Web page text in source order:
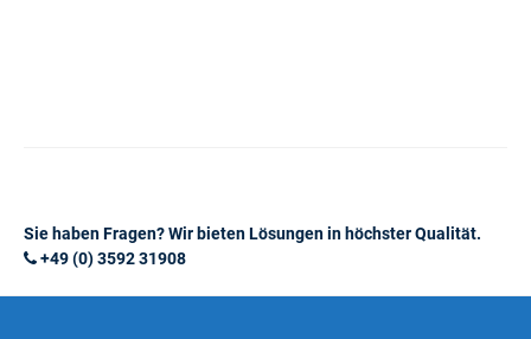
Sie haben Fragen? Wir bieten Lösungen in höchster Qualität.
+49 (0) 3592 31908